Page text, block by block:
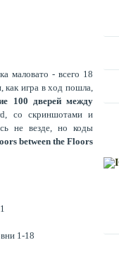
маловато - всего 18
как игра в ход пошла,
100 дверей между
со скриншотами и
не везде, но коды
between the Floors
1-18